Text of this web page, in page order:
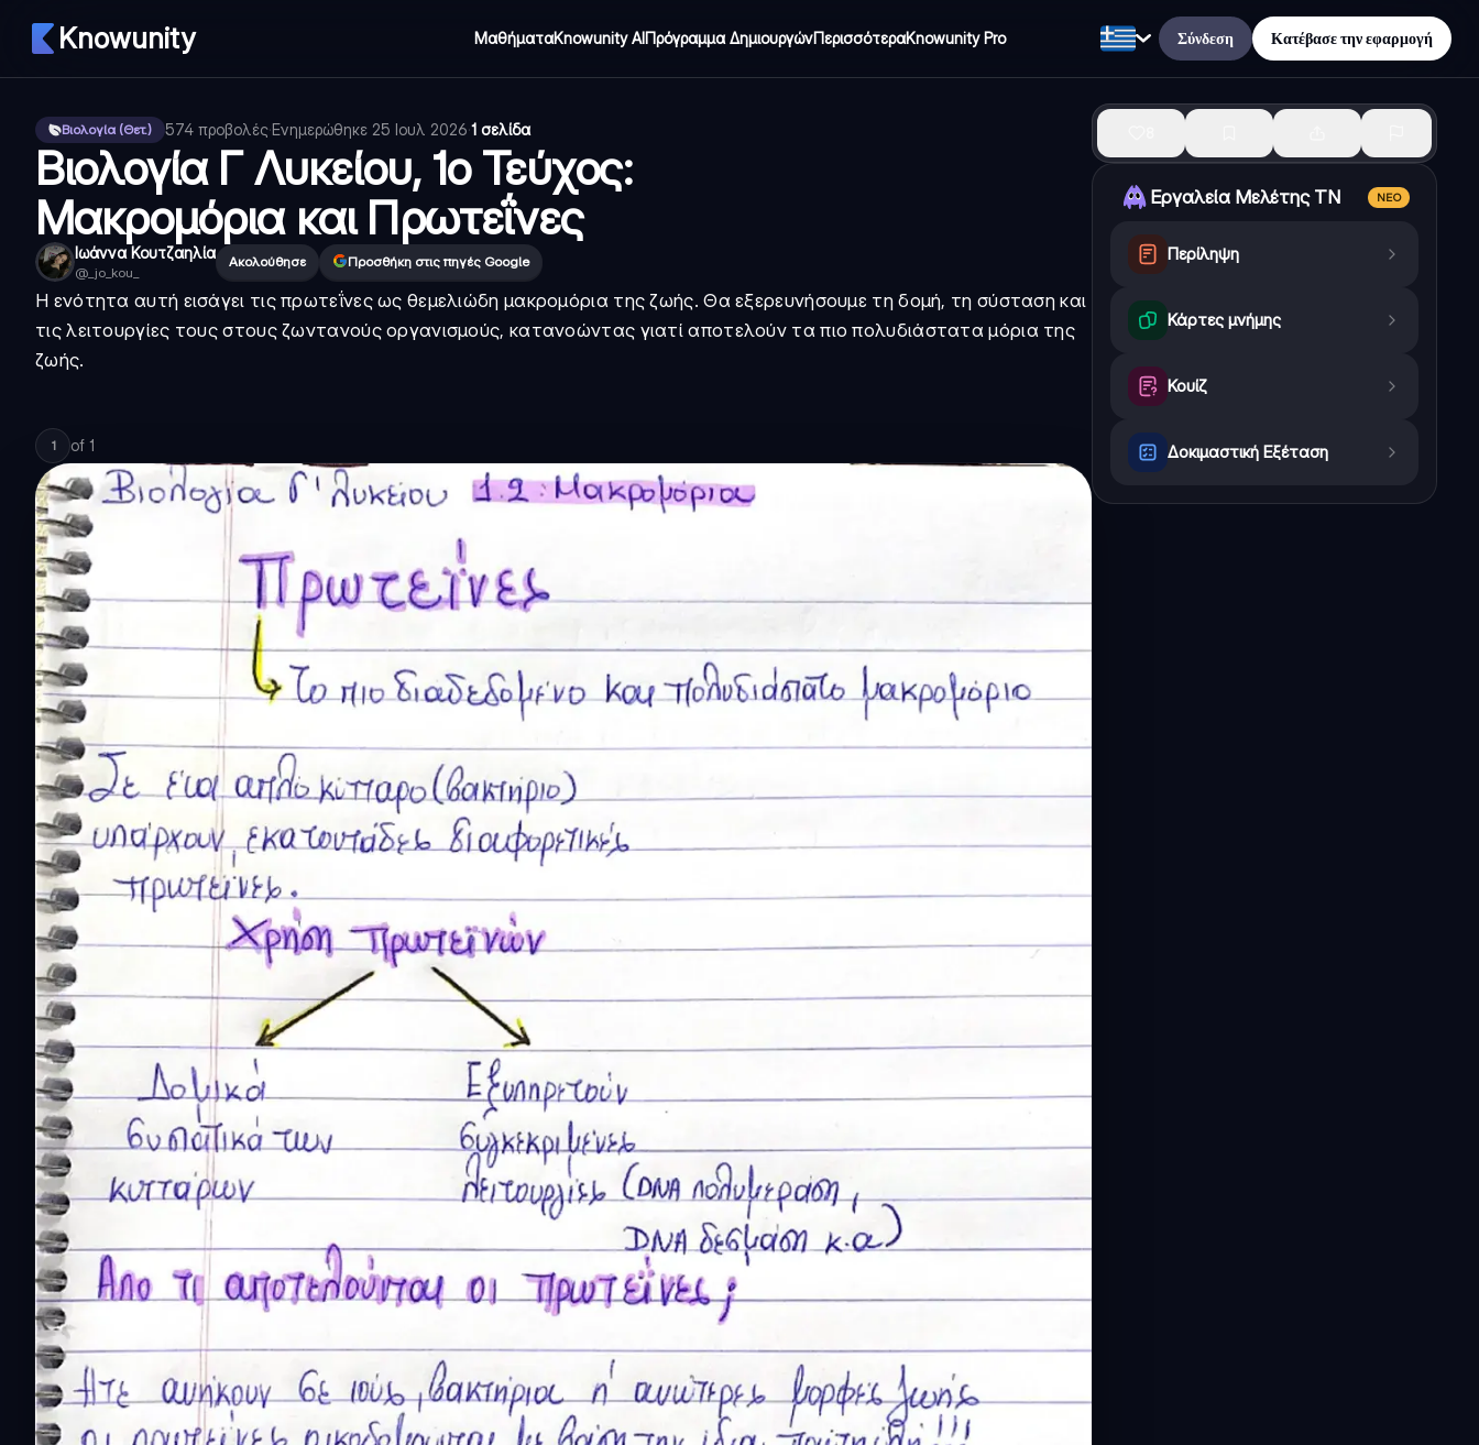
Knowunity ΜαθήματαKnowunity AIΠρόγραμμα ΔημιουργώνΠερισσότεραKnowunity Pro Σύνδεση Κατέβασε την εφαρμογή
Βιολογία (Θετ.) 574 προβολές·Ενημερώθηκε 25 Ιουλ 2026·1 σελίδα
Βιολογία Γ Λυκείου, 1ο Τεύχος:
Μακρομόρια και Πρωτεΐνες
Ιωάννα Κουτζαηλία
@ _jo_kou_
Ακολούθησε Προσθήκη στις πηγές Google
Η ενότητα αυτή εισάγει τις πρωτεΐνες ως θεμελιώδη μακρομόρια της ζωής. Θα εξερευνήσουμε τη δομή, τη σύσταση και
τις λειτουργίες τους στους ζωντανούς οργανισμούς, κατανοώντας γιατί αποτελούν τα πιο πολυδιάστατα μόρια της
ζωής.
1 of 1
Εργαλεία Μελέτης ΤΝ ΝΈΟ
Περίληψη
Κάρτες μνήμης
Κουίζ
Δοκιμαστική Εξέταση